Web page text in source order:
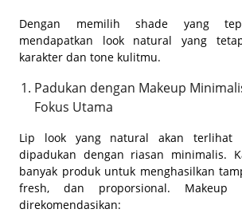
Dengan memilih shade yang
mendapatkan look natural yang
karakter dan tone kulitmu.
Padukan dengan Makeup
Fokus Utama
Lip look yang natural akan terlihat
dipadukan dengan riasan minimalis.
banyak produk untuk menghasilkan
fresh, dan proporsional. Makeup
direkomendasikan: